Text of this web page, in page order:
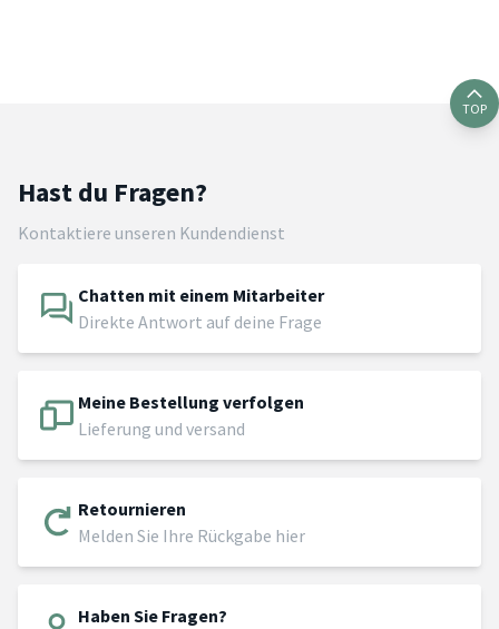
TOP
Hast du Fragen?
Kontaktiere unseren Kundendienst
Chatten mit einem Mitarbeiter
Direkte Antwort auf deine Frage
Meine Bestellung verfolgen
Lieferung und versand
Retournieren
Melden Sie Ihre Rückgabe hier
Haben Sie Fragen?